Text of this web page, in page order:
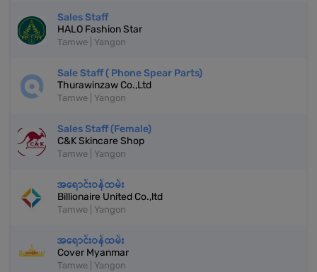
Sales Staff
HALO Fashion Star
Tamwe | Yangon
Sale Staff ( Phone Spear Parts)
Thurawinzaw Co.,Ltd
Tamwe | Yangon
Sales Staff (Female)
C&K Skincare Shop
Tamwe | Yangon
အရောင်းဝန်ထမ်း
Billionaire United Co.,ltd
Tamwe | Yangon
အရောင်းဝန်ထမ်း
Cover Myanmar
Tamwe | Yangon